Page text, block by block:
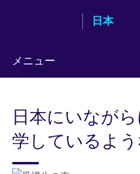
content
日本
メニュー
日本にいなが
学しているよ